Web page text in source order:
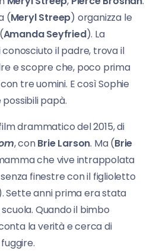
(Meryl Streep) organizza le
Amanda Seyfried). La
il padre, trova il
e scopre che, poco prima
tre uomini. E così Sophie
papà.
film drammatico del 2015, di
, conBrie Larson. Ma (Brie
che vive intrappolata
finestre con il figlioletto
Sette anni prima era stata
Quando il bimbo
la verità e cerca di